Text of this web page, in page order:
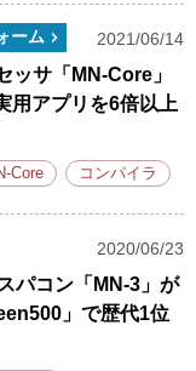
ーム 2021/06/14
ッサ「MN-Core」
用アプリを6倍以上
Core コンパイラ
2020/06/23
パコン「MN-3」が
」で歴代1位